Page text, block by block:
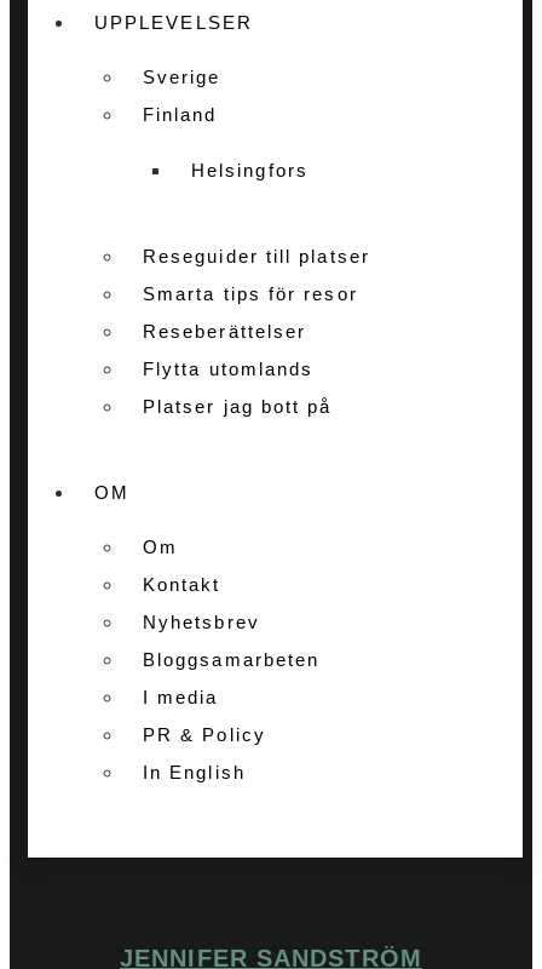
UPPLEVELSER
Sverige
Finland
Helsingfors
Reseguider till platser
Smarta tips för resor
Reseberättelser
Flytta utomlands
Platser jag bott på
OM
Om
Kontakt
Nyhetsbrev
Bloggsamarbeten
I media
PR & Policy
In English
JENNIFER SANDSTRÖM